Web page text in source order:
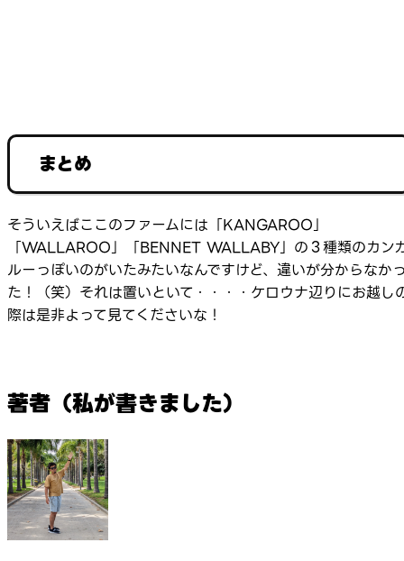
まとめ
そういえばここのファームには「KANGAROO」
「WALLAROO」「BENNET WALLABY」の３種類のカン
ルーっぽいのがいたみたいなんですけど、違いが分からなか
た！（笑）それは置いといて・・・・ケロウナ辺りにお越し
際は是非よって見てくださいな！
著者（私が書きました）